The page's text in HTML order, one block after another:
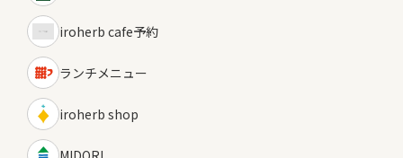
iroherb cafe予約
ランチメニュー
iroherb shop